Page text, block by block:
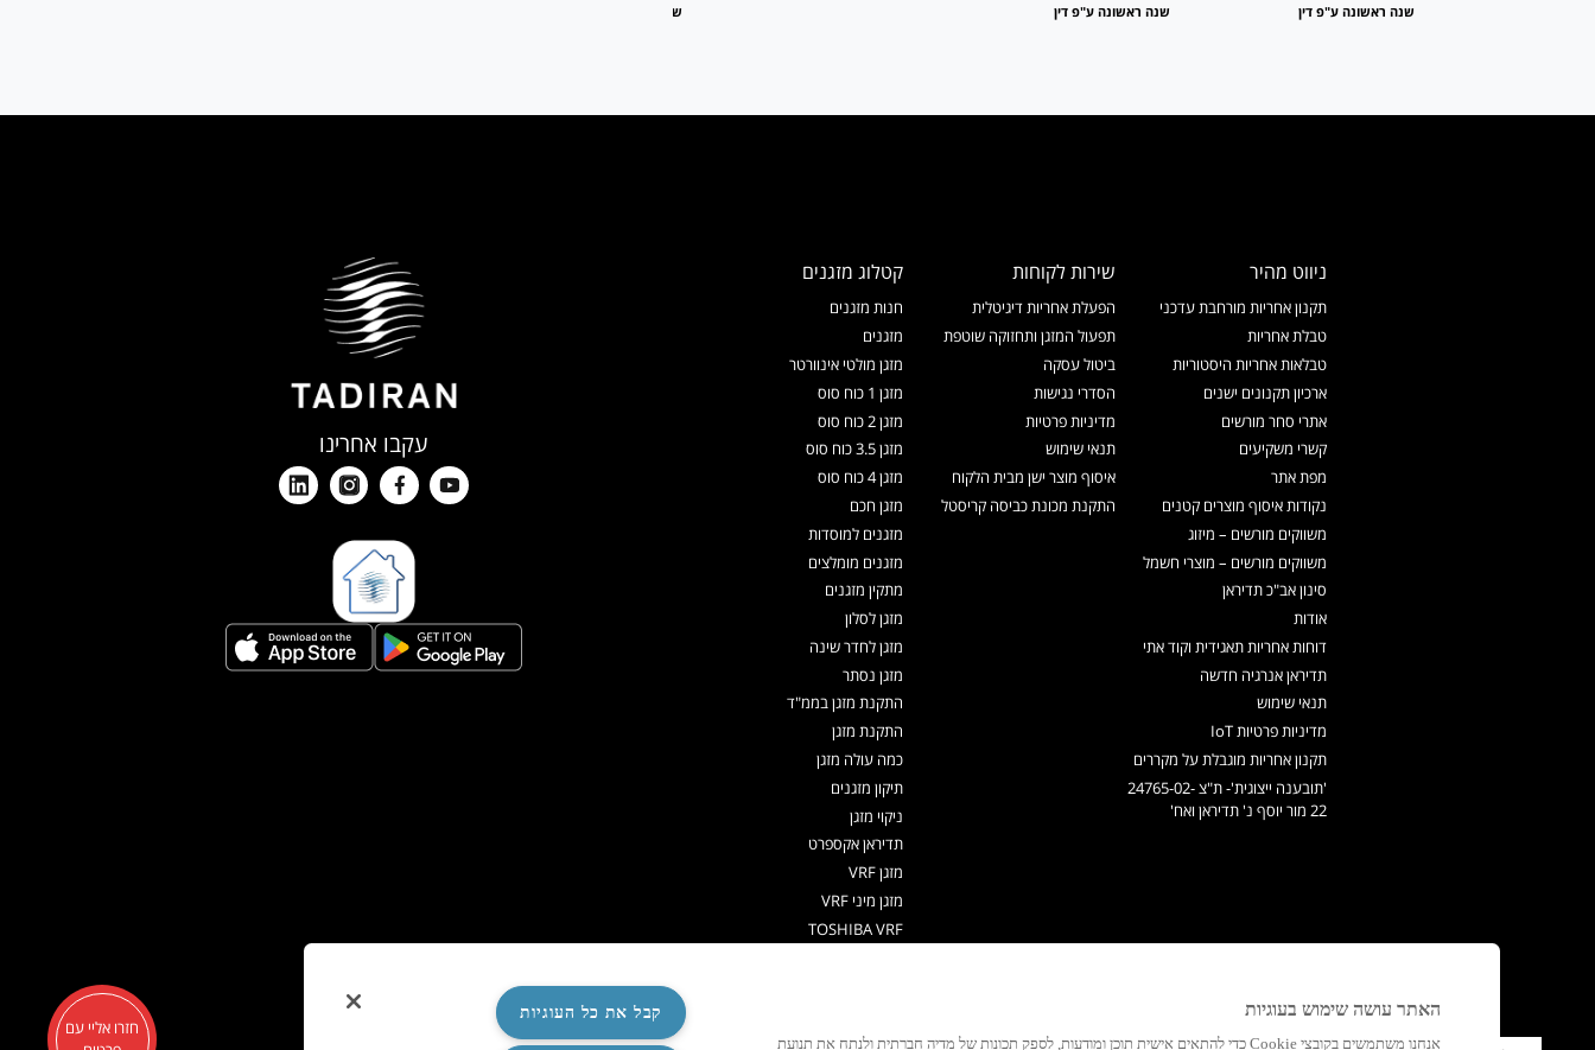
שנה ראשונה ע"פ דין שנה ראשונה ע"פ דין שנה ראשונה ע"פ דין
ניווט מהיר
תקנון אחריות מורחבת עדכני
טבלת אחריות
טבלאות אחריות היסטוריות
ארכיון תקנונים ישנים
אתרי סחר מורשים
קשרי משקיעים
מפת אתר
נקודות איסוף מוצרים קטנים
משווקים מורשים – מיזוג
משווקים מורשים – מוצרי חשמל
סינון אב"כ תדיראן
אודות
דוחות אחריות תאגידית וקוד אתי
תדיראן אנרגיה חדשה
תנאי שימוש
מדיניות פרטיות IoT
תקנון אחריות מוגבלת על מקררים
'תובענה ייצוגית'- ת"צ 24765-02-
22 מור יוסף נ' תדיראן ואח'
שירות לקוחות
הפעלת אחריות דיגיטלית
תפעול המזגן ותחזוקה שוטפת
ביטול עסקה
הסדרי נגישות
מדיניות פרטיות
תנאי שימוש
איסוף מוצר ישן מבית הלקוח
התקנת מכונת כביסה קריסטל
קטלוג מזגנים
חנות מזגנים
מזגנים
מזגן מולטי אינוורטר
מזגן 1 כוח סוס
מזגן 2 כוח סוס
מזגן 3.5 כוח סוס
מזגן 4 כוח סוס
מזגן חכם
מזגנים למוסדות
מזגנים מומלצים
מתקין מזגנים
מזגן לסלון
מזגן לחדר שינה
מזגן נסתר
התקנת מזגן בממ"ד
התקנת מזגן
כמה עולה מזגן
תיקון מזגנים
ניקוי מזגן
תדיראן אקספרט
מזגן VRF
מזגן מיני VRF
TOSHIBA VRF
משאבות חום
עקבו אחרינו
חזרו אליי עם
האתר עושה שימוש בעוגיות
אנחנו משתמשים בקובצי Cookie כדי להתאים אישית תוכן ומודעות, לספק תכונות של מדיה חברתית ולנתח את תנועת
קבל את כל העוגיות